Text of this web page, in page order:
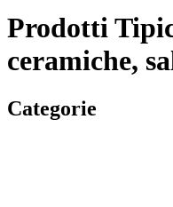
Prodotti
ceramiche,
Categorie